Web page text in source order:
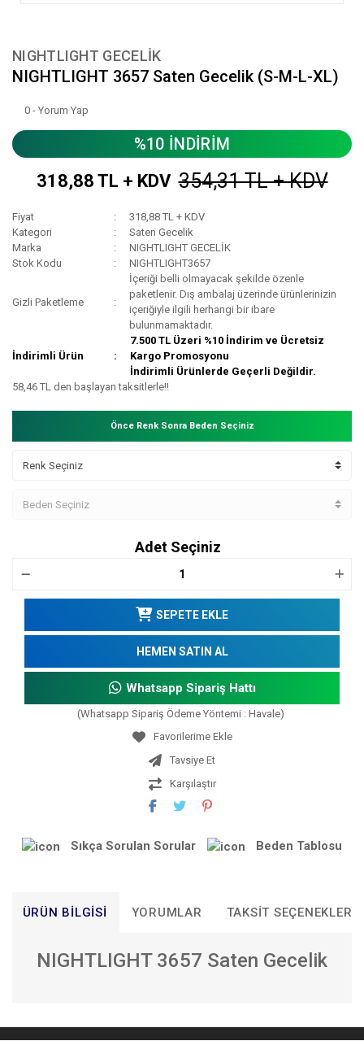
NIGHTLIGHT GECELİK
NIGHTLIGHT 3657 Saten Gecelik (S-M-L-XL)
0 - Yorum Yap
%10 İNDİRİM
318,88 TL + KDV 354,31 TL + KDV
Fiyat
318,88 TL + KDV
Kategori
Saten Gecelik
Marka
NIGHTLIGHT GECELİK
Stok Kodu
NIGHTLIGHT3657
Gizli Paketleme
İçeriği belli olmayacak şekilde özenle
paketlenir. Dış ambalaj üzerinde ürünlerinizin
içeriğiyle ilgili herhangi bir ibare
bulunmamaktadır.
İndirimli Ürün
7.500 TL Üzeri %10 İndirim ve Ücretsiz
Kargo Promosyonu
İndirimli Ürünlerde Geçerli Değildir.
58,46 TL den başlayan taksitlerle!!
Önce Renk Sonra Beden Seçiniz
Adet Seçiniz
SEPETE EKLE
HEMEN SATIN AL
Whatsapp Sipariş Hattı
(Whatsapp Sipariş Ödeme Yöntemi : Havale)
Tavsiye Et
Karşılaştır
Sıkça Sorulan Sorular Beden Tablosu
ÜRÜN BILGISI YORUMLAR TAKSIT SEÇENEKLERI
NIGHTLIGHT 3657 Saten Gecelik
Bu ürünün fiyat bilgisi, resim, ürün açıklamalarında ve diğer